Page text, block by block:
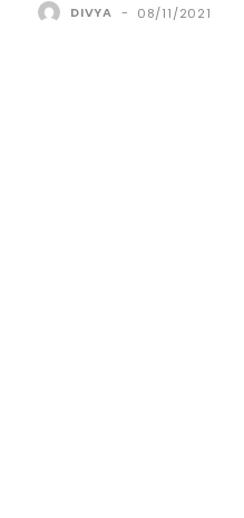
DIVYA - 08/11/2021